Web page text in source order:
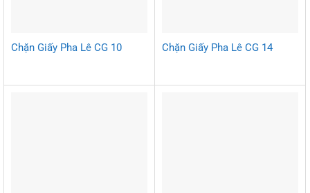
Chặn Giấy Pha Lê CG 10 Chặn Giấy Pha Lê CG 14